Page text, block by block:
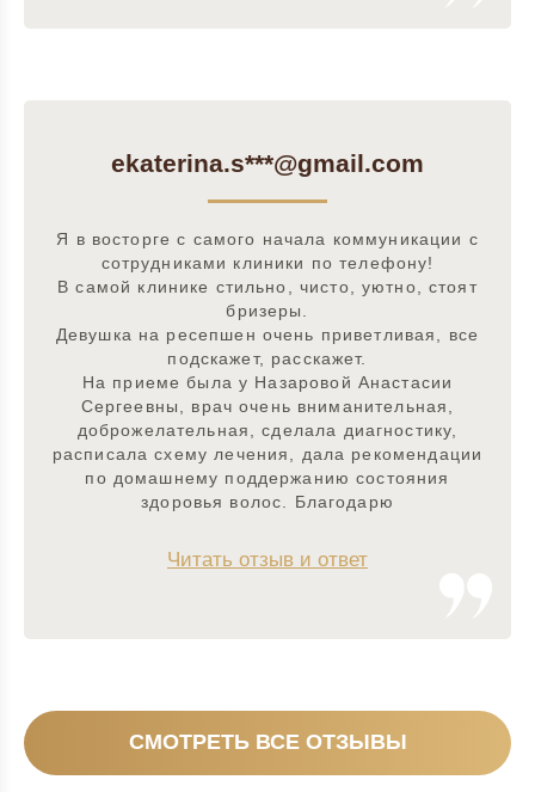
ekaterina.s***@gmail.com
Я в восторге с самого начала коммуникации с
сотрудниками клиники по телефону!
В самой клинике стильно, чисто, уютно, стоят
бризеры.
Девушка на ресепшен очень приветливая, все
подскажет, расскажет.
На приеме была у Назаровой Анастасии
Сергеевны, врач очень вниманительная,
доброжелательная, сделала диагностику,
расписала схему лечения, дала рекомендации
по домашнему поддержанию состояния
здоровья волос. Благодарю
Читать отзыв и ответ
СМОТРЕТЬ ВСЕ ОТЗЫВЫ